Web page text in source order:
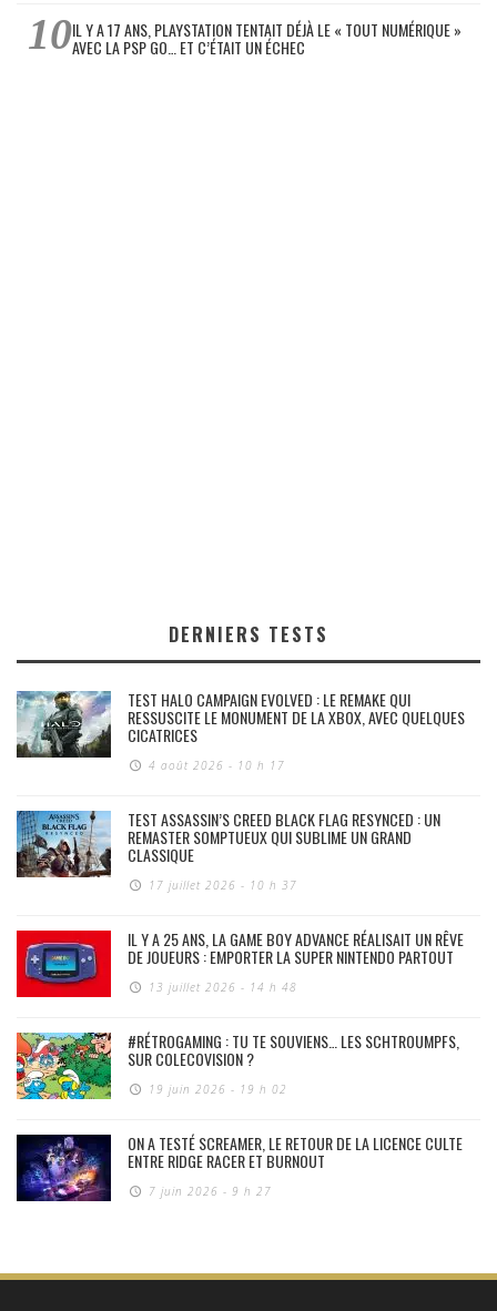
IL Y A 17 ANS, PLAYSTATION TENTAIT DÉJÀ LE « TOUT NUMÉRIQUE »
AVEC LA PSP GO… ET C’ÉTAIT UN ÉCHEC
DERNIERS TESTS
TEST HALO CAMPAIGN EVOLVED : LE REMAKE QUI
RESSUSCITE LE MONUMENT DE LA XBOX, AVEC QUELQUES
CICATRICES
4 août 2026 - 10 h 17
TEST ASSASSIN’S CREED BLACK FLAG RESYNCED : UN
REMASTER SOMPTUEUX QUI SUBLIME UN GRAND
CLASSIQUE
17 juillet 2026 - 10 h 37
IL Y A 25 ANS, LA GAME BOY ADVANCE RÉALISAIT UN RÊVE
DE JOUEURS : EMPORTER LA SUPER NINTENDO PARTOUT
13 juillet 2026 - 14 h 48
#RÉTROGAMING : TU TE SOUVIENS… LES SCHTROUMPFS,
SUR COLECOVISION ?
19 juin 2026 - 19 h 02
ON A TESTÉ SCREAMER, LE RETOUR DE LA LICENCE CULTE
ENTRE RIDGE RACER ET BURNOUT
7 juin 2026 - 9 h 27